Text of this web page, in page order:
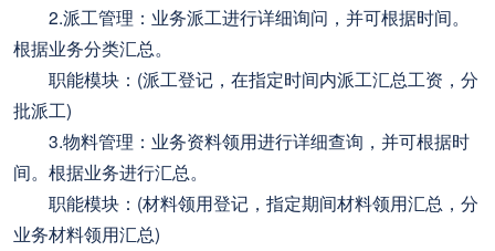
2.派工管理：业务派工进行详细询问，并可根据时间。
根据业务分类汇总。
职能模块：(派工登记，在指定时间内派工汇总工资，分
批派工)
3.物料管理：业务资料领用进行详细查询，并可根据时
间。根据业务进行汇总。
职能模块：(材料领用登记，指定期间材料领用汇总，分
业务材料领用汇总)